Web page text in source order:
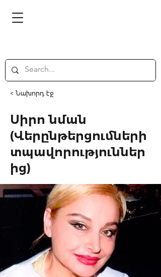
< Նախորդ էջ
Սիրո նման
(Վերընթերցումների
տպավորություններ
ից)